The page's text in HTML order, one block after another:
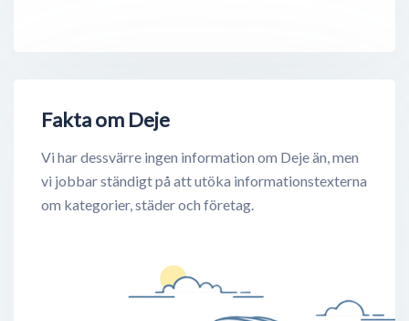
Fakta om Deje
Vi har dessvärre ingen information om Deje än, men
vi jobbar ständigt på att utöka informationstexterna
om kategorier, städer och företag.